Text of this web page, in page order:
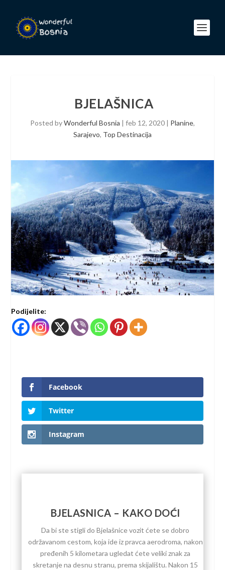
BJELAŠNICA
Posted byWonderful Bosnia | feb 12, 2020 | Planine,
Sarajevo, Top Destinacija
Podijelite:
Facebook
Twitter
Instagram
BJELASNICA – KAKO DOĆI
Da bi ste stigli do Bjelašnice vozit ćete se dobro
održavanom cestom, koja ide iz pravca aerodroma, nakon
pređenih 5 kilometara ugledat ćete veliki znak za
skretanje na desnu stranu, prema skijalištu. Nakon 15